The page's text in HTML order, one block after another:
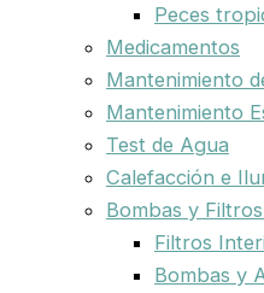
Peces
Medicamentos
Mantenimiento
Mantenimiento
Test de Agua
Calefacción e
Bombas y
Filtros
Bombas y